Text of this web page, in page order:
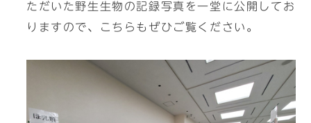
ただいた野生生物の記録写真を一堂に公開してお
りますので、こちらもぜひご覧ください。